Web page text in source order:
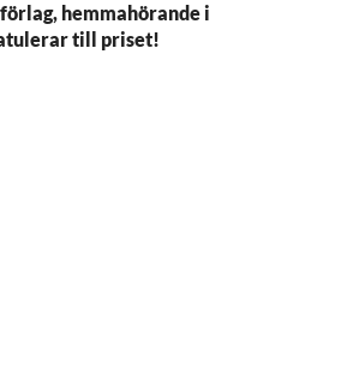
hemmahörande i
till priset!